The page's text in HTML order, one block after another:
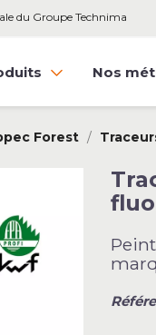
du Groupe Technima
Nos
Forest